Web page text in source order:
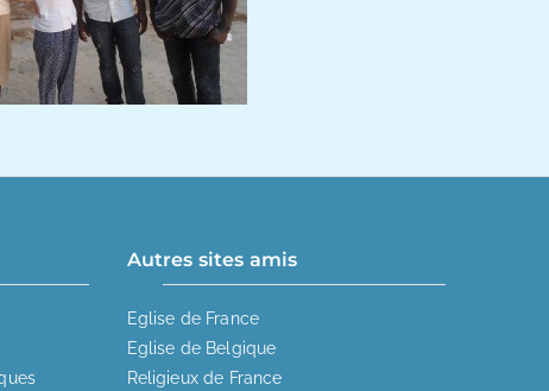
Autres sites amis
Eglise de France
Eglise de Belgique
Religieux de France